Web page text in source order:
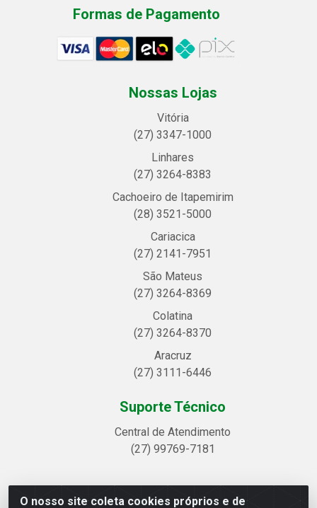
O nosso site coleta cookies próprios e de
Formas de Pagamento
Nossas Lojas
Vitória
(27) 3347-1000
Linhares
(27) 3264-8383
Cachoeiro de Itapemirim
(28) 3521-5000
Cariacica
(27) 2141-7951
São Mateus
(27) 3264-8369
Colatina
(27) 3264-8370
Aracruz
(27) 3111-6446
Suporte Técnico
Central de Atendimento
(27) 99769-7181